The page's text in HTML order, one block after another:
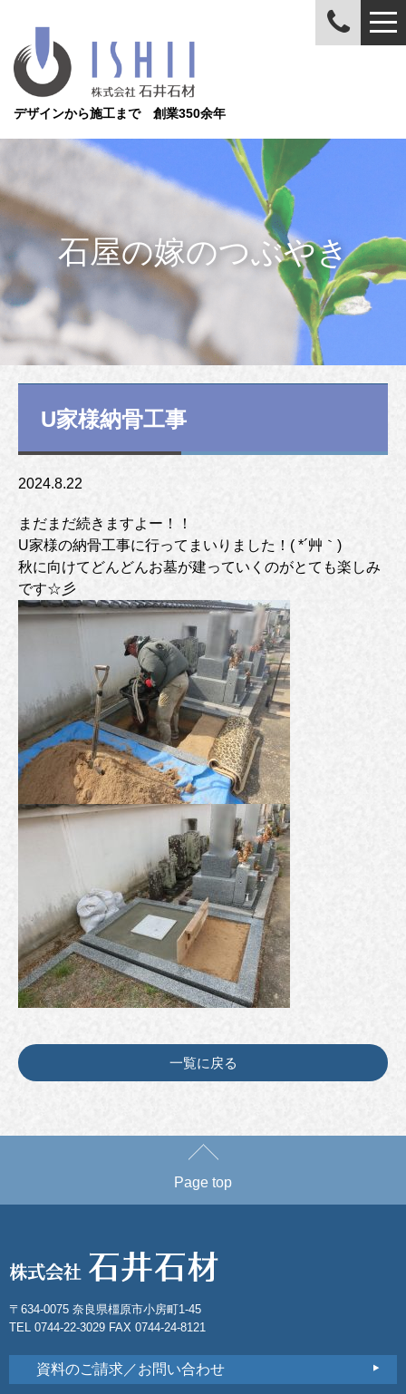
デザインから施工まで 創業350余年
石屋の嫁のつぶやき
U家様納骨工事
2024.8.22
まだまだ続きますよー！！
U家様の納骨工事に行ってまいりました！( *´艸｀)
秋に向けてどんどんお墓が建っていくのがとても楽しみ
です☆彡
一覧に戻る
Page top
〒634-0075 奈良県橿原市小房町1-45
TEL 0744-22-3029 FAX 0744-24-8121
資料のご請求／お問い合わせ